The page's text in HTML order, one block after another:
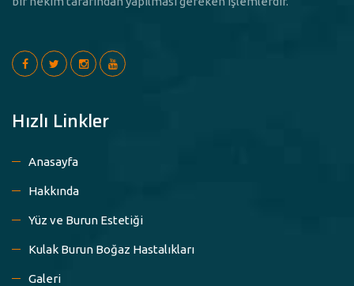
Hızlı Linkler
Anasayfa
Hakkında
Yüz ve Burun Estetiği
Kulak Burun Boğaz Hastalıkları
Galeri